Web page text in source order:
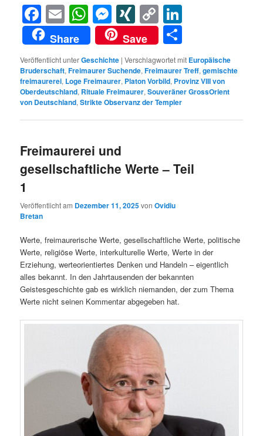
Facebook
EmailWhatsApp
Messenger
XING
Copy
Link
Share Save
Veröffentlicht unterGeschichte |Verschlagwortet mit Europäische
Bruderschaft,Freimaurer Suchende,Freimaurer Treff,gemischte
freimaurerei, Loge Freimaurer, Platon Vorbild, Provinz VIII von
Oberdeutschland, Rituale Freimaurer,Souveräner GrossOrient
von Deutschland,Strikte Observanz der Templer
Freimaurerei und
gesellschaftliche Werte – Teil
1
Veröffentlicht am Dezember 11, 2025vonOvidiu
Bretan
Werte, freimaurerische Werte, gesellschaftliche Werte, politische
Werte, religiöse Werte, interkulturelle Werte, Werte in der
Erziehung, werteorientiertes Denken und Handeln – eigentlich
alles bekannt. In den Jahrtausenden der bekannten
Geistesgeschichte gab es wirklich niemanden, der zum Thema
Werte nicht seinen Kommentar abgegeben hat.